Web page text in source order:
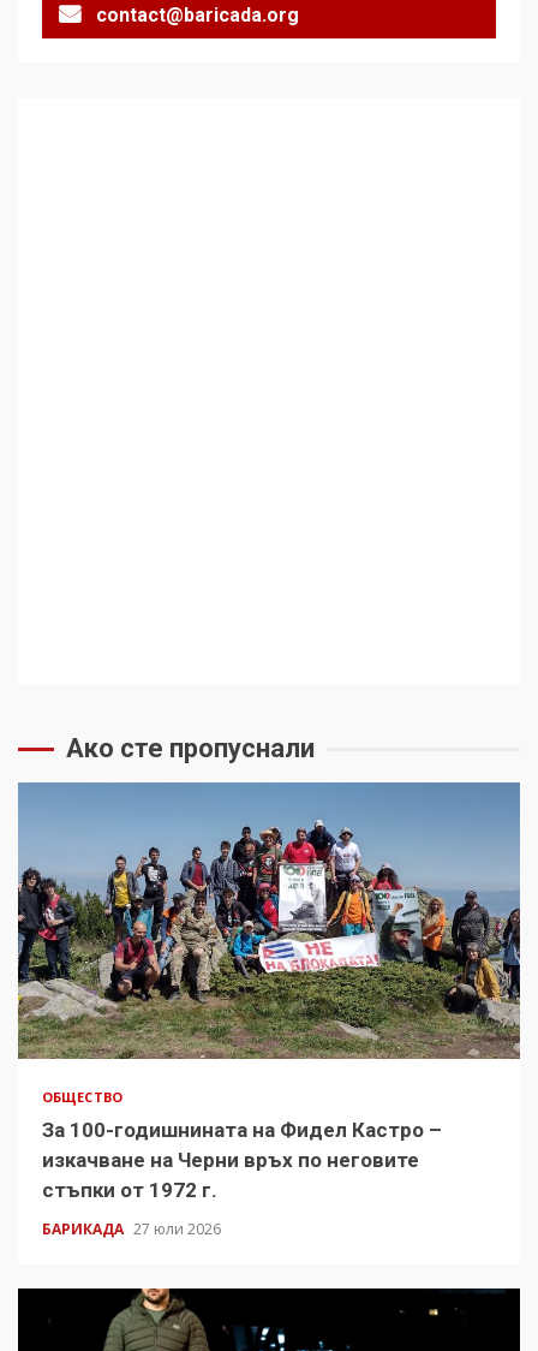
contact@baricada.org
Ако сте пропуснали
ОБЩЕСТВО
За 100-годишнината на Фидел Кастро –
изкачване на Черни връх по неговите
стъпки от 1972 г.
БАРИКАДА 27 юли 2026